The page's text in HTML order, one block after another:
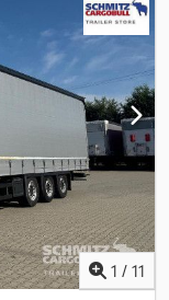
mm x 2.780 mm.
93 m³, 1. aks: , 2.
Elektronik Fren
koruma
web sitemizde
finansman
hizmetler
duyarız.
1 / 11